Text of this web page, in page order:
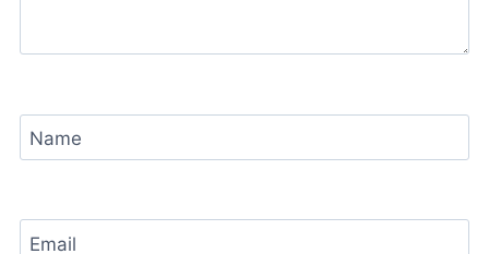
Name
Email